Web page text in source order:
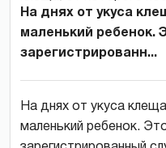
На днях от укуса
маленький ребенок.
зарегистрированн...
На днях от укуса
маленький ребенок.